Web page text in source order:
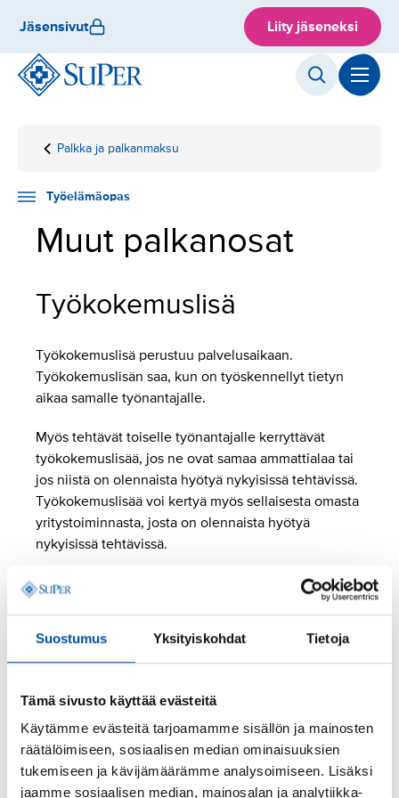
Suostumus Yksityiskohdat Tietoja
Tämä sivusto käyttää evästeitä
Käytämme evästeitä tarjoamamme sisällön ja mainosten
räätälöimiseen, sosiaalisen median ominaisuuksien
tukemiseen ja kävijämäärämme analysoimiseen. Lisäksi
jaamme sosiaalisen median, mainosalan ja analytiikka-
sisältöön
Jäsensivut Liity jäseneksi
Etusivu
Työelämäopas
Työsuhdeasiat
Palkka ja palkanmaksu
Muut
Työelämäopas
Muut palkanosat
Työkokemuslisä
Työkokemuslisä perustuu palvelusaikaan.
Työkokemuslisän saa, kun on työskennellyt tietyn
aikaa samalle työnantajalle.
Myös tehtävät toiselle työnantajalle kerryttävät
työkokemuslisää, jos ne ovat samaa ammattialaa tai
jos niistä on olennaista hyötyä nykyisissä tehtävissä.
Työkokemuslisää voi kertyä myös sellaisesta omasta
yritystoiminnasta, josta on olennaista hyötyä
nykyisissä tehtävissä.
Työkokemuslisän kertyminen ja lisän suuruus
Julkisella sektorilla (Sote-sopimus, HYVTES ja
KVTES) työkokemuslisä on
5 vuoden työkokemuksen jälkeen 3 %
10 vuoden työkokemuksen jälkeen 8 %.
Yksityisen sosiaalipalvelualan(SOSTES)
työehtosopimuksen mukaan työntekijän peruspalkka